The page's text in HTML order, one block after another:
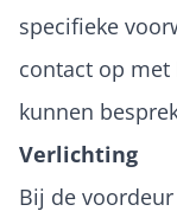
specifieke
contact op met
kunnen
Verlichting
Bij de